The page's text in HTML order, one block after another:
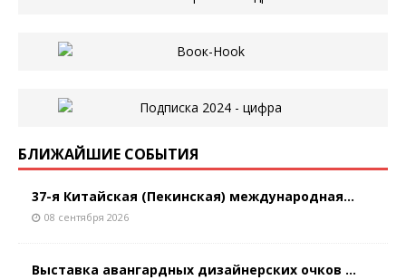
БЛИЖАЙШИЕ СОБЫТИЯ
37-я Китайская (Пекинская) международная...
08 сентября 2026
Выставка авангардных дизайнерских очков ...